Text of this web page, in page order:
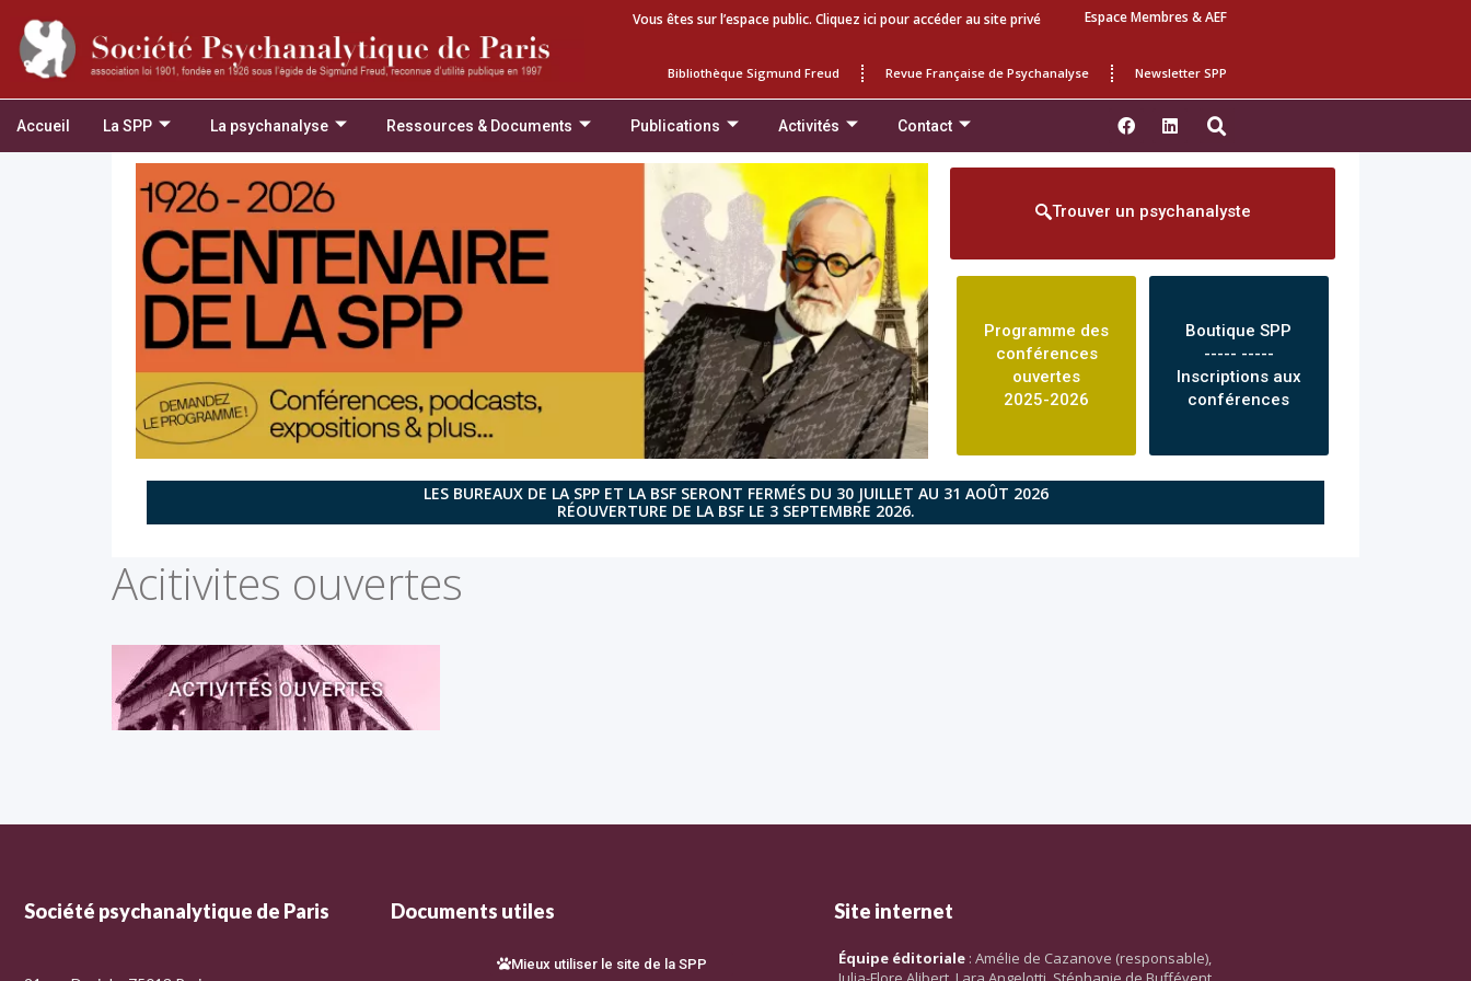
Vous êtes sur l’espace public. Cliquez ici pour accéder au site privé Espace Membres & AEF
Bibliothèque Sigmund Freud Revue Française de Psychanalyse Newsletter SPP
Accueil La SPP La psychanalyse Ressources & Documents Publications Activités Contact
Trouver un psychanalyste
Programme des
conférences
ouvertes
2025-2026
Boutique SPP
----- -----
Inscriptions aux
conférences
LES BUREAUX DE LA SPP ET LA BSF SERONT FERMÉS DU 30 JUILLET AU 31 AOÛT 2026
RÉOUVERTURE DE LA BSF LE 3 SEPTEMBRE 2026.
Acitivites ouvertes
Société psychanalytique de Paris Documents utiles
Mieux utiliser le site de la SPP
Site internet
Équipe éditoriale : Amélie de Cazanove (responsable),